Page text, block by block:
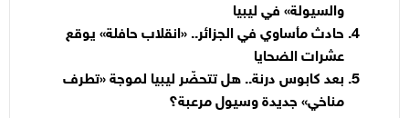
والسيولة» في ليبيا
حادث مأساوي في الجزائر.. «انقلاب حافلة» يوقع
عشرات الضحايا
بعد كابوس درنة.. هل تتحضّر ليبيا لموجة «تطرف
مناخي» جديدة وسيول مرعبة؟